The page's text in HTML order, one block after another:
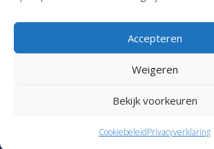
Accepteren
Weigeren
Bekijk voorkeuren
CookiebeleidPrivacyverklaring
06-40405244|Stuur een mail|